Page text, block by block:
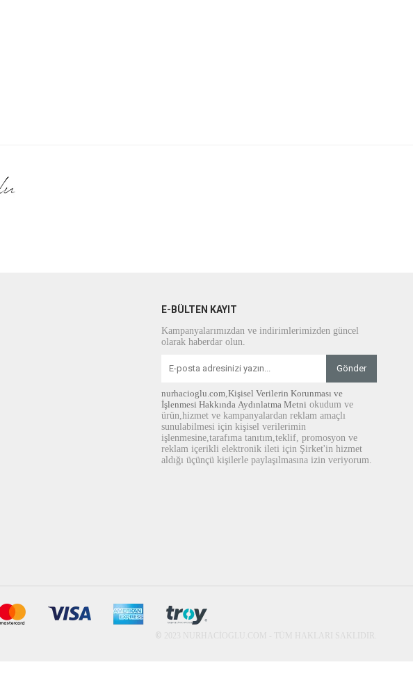
E-BÜLTEN KAYIT
Kampanyalarımızdan ve indirimlerimizden güncel
olarak haberdar olun.
Gönder
nurhacioglu.com Kişisel Verilerin Korunması ve
İşlenmesi Hakkında Aydınlatma Metni okudum ve
ürün,hizmet ve kampanyalardan reklam amaçlı
sunulabilmesi için kişisel verilerimin
işlenmesine,tarafıma tanıtım,teklif, promosyon ve
reklam içerikli elektronik ileti için Şirket'in hizmet
aldığı üçünçü kişilerle paylaşılmasına izin veriyorum.
© 2023 NURHACİOGLU.COM - TÜM HAKLARI SAKLIDIR.